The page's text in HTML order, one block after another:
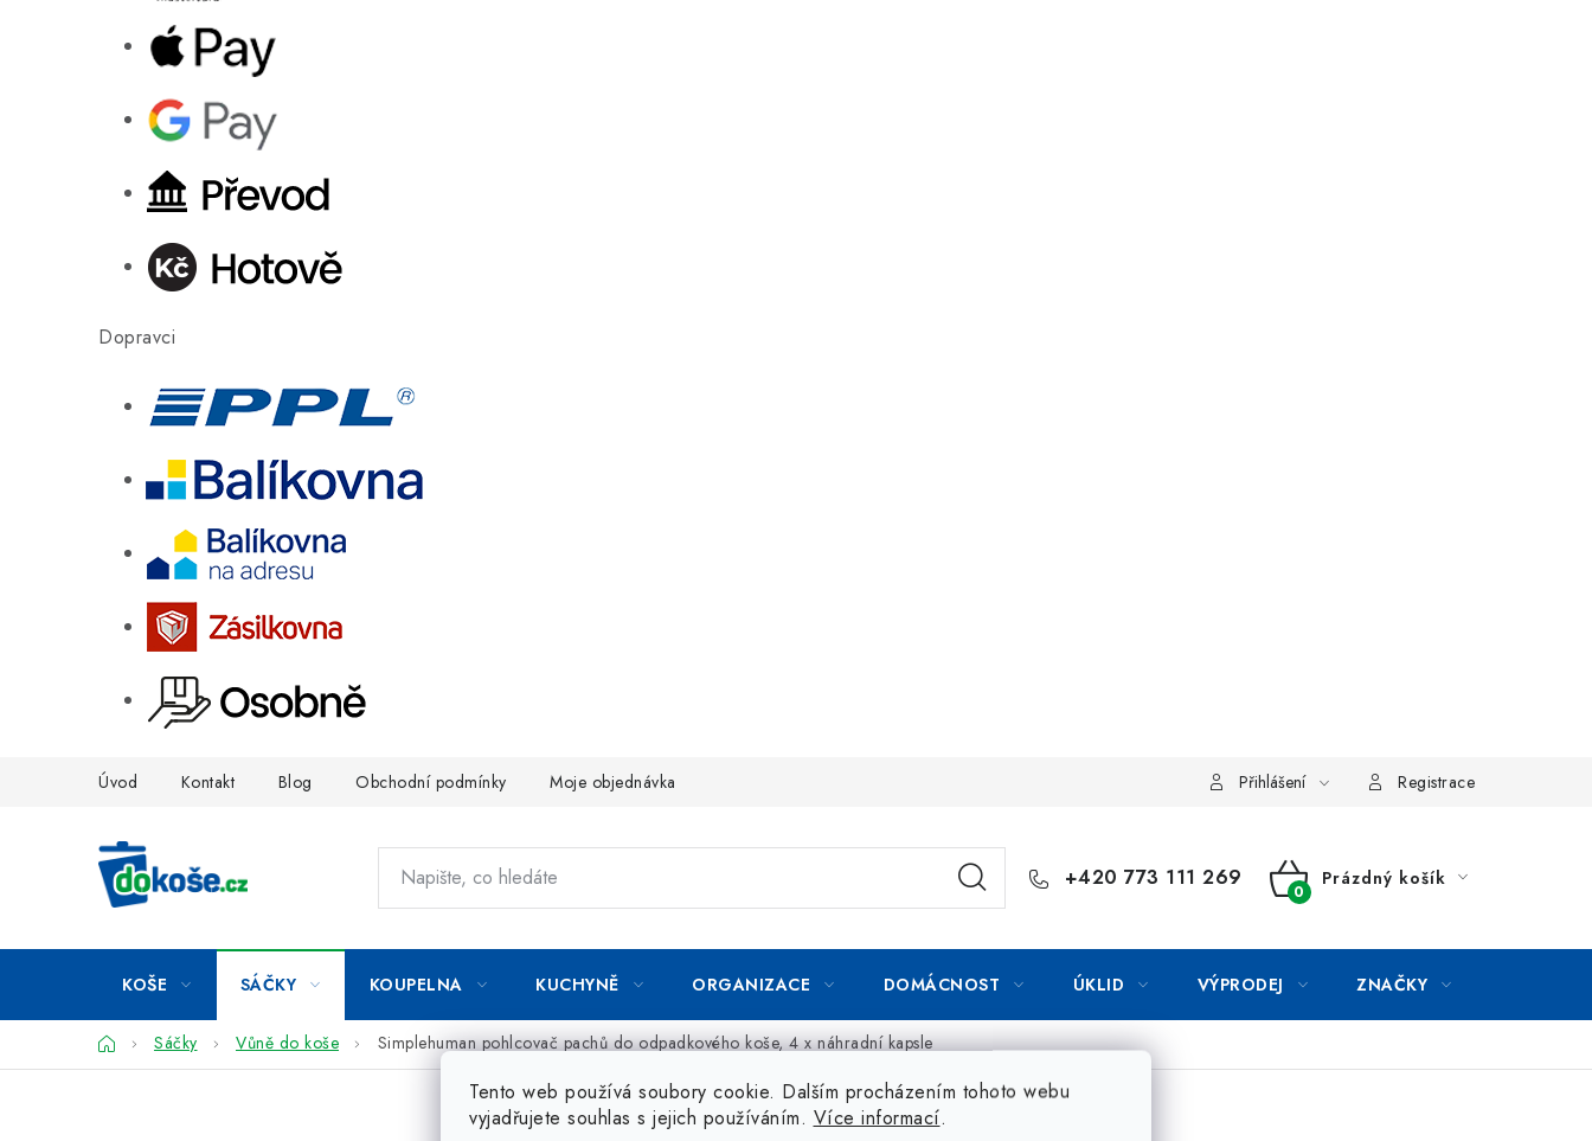
Dopravci
Tento web používá soubory cookie. Dalším procházením tohoto webu
vyjadřujete souhlas s jejich používáním. Více informací.
Úvod Kontakt Blog Obchodní podmínky Moje objednávka Přihlášení Registrace
+420 773 111 269
NÁKUPNÍ
Prázdný košík
KOŠE SÁČKY KOUPELNA KUCHYNĚ ORGANIZACE DOMÁCNOST ÚKLID VÝPRODEJ ZNAČKY
DomůSáčky Vůně do koše Simplehuman pohlcovač pachů do odpadkového koše, 4 x náhradní kapsle